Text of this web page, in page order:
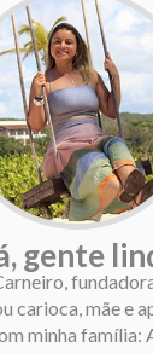
gente
carioca, mãe e
minha família: